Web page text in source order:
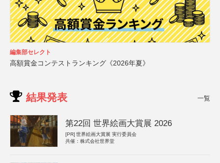
編集部セレクト
高額賞金コンテストランキング《2026年夏》
結果発表 一覧
第22回 世界絵画大賞展 2026
[PR] 世界絵画大賞展 実行委員会
共催：株式会社世界堂